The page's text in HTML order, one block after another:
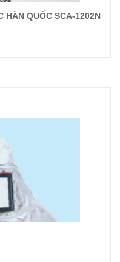
HÀN QUỐC SCA-1202N